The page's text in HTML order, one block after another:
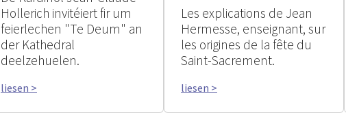
Hollerich invitéiert fir um
feierlechen "Te Deum" an
der Kathedral
deelzehuelen.
liesen >
Les explications de Jean
Hermesse, enseignant, sur
les origines de la fête du
Saint-Sacrement.
liesen >